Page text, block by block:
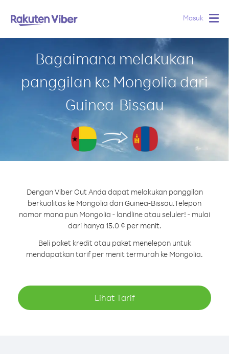
Masuk
Bagaimana melakukan
panggilan ke Mongolia dari
Guinea-Bissau
Dengan Viber Out Anda dapat melakukan panggilan
berkualitas ke Mongolia dari Guinea-Bissau.Telepon
nomor mana pun Mongolia - landline atau seluler! - mulai
dari hanya 15.0 ¢ per menit.
Beli paket kredit atau paket menelepon untuk
mendapatkan tarif per menit termurah ke Mongolia.
Lihat Tarif